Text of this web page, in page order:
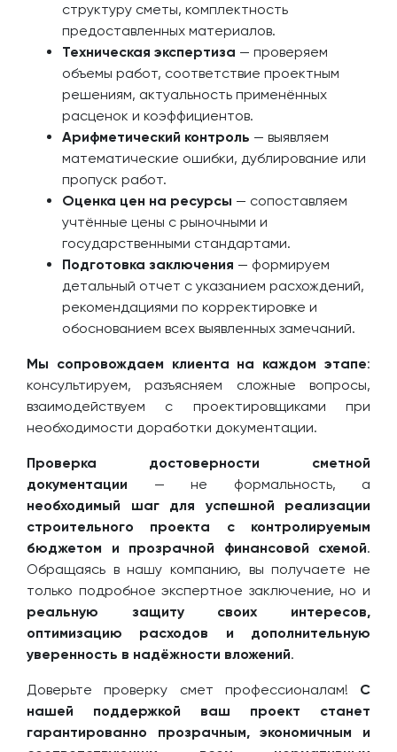
структуру сметы, комплектность
предоставленных материалов.
Техническая экспертиза — проверяем
объемы работ, соответствие проектным
решениям, актуальность применённых
расценок и коэффициентов.
Арифметический контроль — выявляем
математические ошибки, дублирование или
пропуск работ.
Оценка цен на ресурсы — сопоставляем
учтённые цены с рыночными и
государственными стандартами.
Подготовка заключения — формируем
детальный отчет с указанием расхождений,
рекомендациями по корректировке и
обоснованием всех выявленных замечаний.
Мы сопровождаем клиента на каждом этапе:
консультируем, разъясняем сложные вопросы,
взаимодействуем с проектировщиками при
необходимости доработки документации.
Проверка достоверности сметной
документации — не формальность, а
необходимый шаг для успешной реализации
строительного проекта с контролируемым
бюджетом и прозрачной финансовой схемой.
Обращаясь в нашу компанию, вы получаете не
только подробное экспертное заключение, но и
реальную защиту своих интересов,
оптимизацию расходов и дополнительную
уверенность в надёжности вложений.
Доверьте проверку смет профессионалам! С
нашей поддержкой ваш проект станет
гарантированно прозрачным, экономичным и